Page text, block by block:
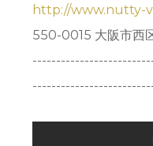
http://www.nutty-
550-0015 大阪市西